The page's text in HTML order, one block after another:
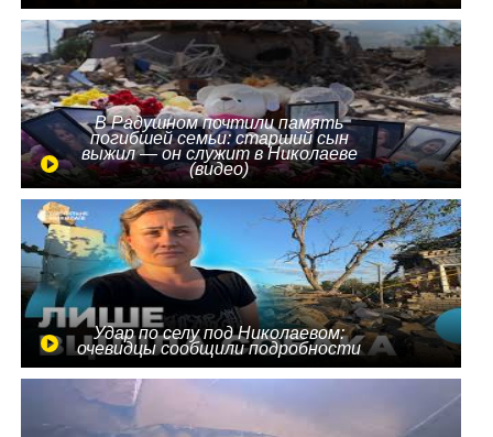
В Радушном почтили память
погибшей семьи: старший сын
выжил — он служит в Николаеве
(видео)
Удар по селу под Николаевом:
очевидцы сообщили подробности